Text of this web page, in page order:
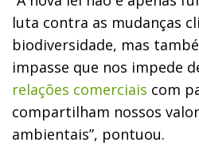
luta contra as mudanças
biodiversidade, mas
impasse que nos impede
relações comerciais com
compartilham nossos
ambientais”, pontuou.